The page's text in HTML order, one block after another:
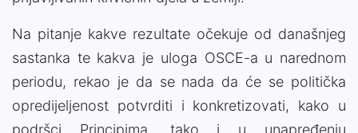
Na pitanje kakve rezultate očekuje od današnjeg
sastanka te kakva je uloga OSCE-a u narednom
periodu, rekao je da se nada da će se politička
opredijeljenost potvrditi i konkretizovati, kako u
podršci Principima, tako i u unapređenju